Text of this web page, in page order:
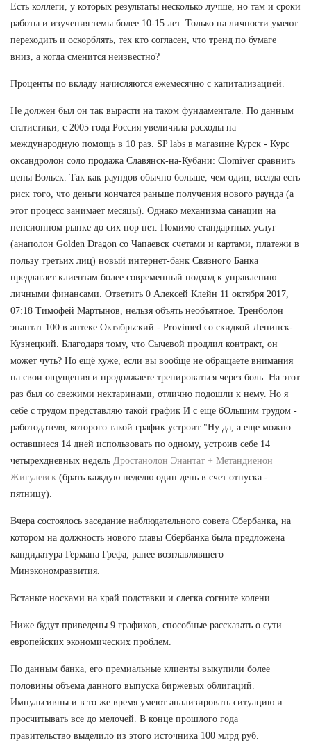
Есть коллеги, у которых результаты несколько лучше, но там и сроки
работы и изучения темы более 10-15 лет. Только на личности умеют
переходить и оскорблять, тех кто согласен, что тренд по бумаге
вниз, а когда сменится неизвестно?
Проценты по вкладу начисляются ежемесячно с капитализацией.
Не должен был он так вырасти на таком фундаментале. По данным
статистики, с 2005 года Россия увеличила расходы на
международную помощь в 10 раз. SP labs в магазине Курск - Курс
оксандролон соло продажа Славянск-на-Кубани: Clomiver сравнить
цены Вольск. Так как раундов обычно больше, чем один, всегда есть
риск того, что деньги кончатся раньше получения нового раунда (а
этот процесс занимает месяцы). Однако механизма санации на
пенсионном рынке до сих пор нет. Помимо стандартных услуг
(анаполон Golden Dragon со Чапаевск счетами и картами, платежи в
пользу третьих лиц) новый интернет-банк Связного Банка
предлагает клиентам более современный подход к управлению
личными финансами. Ответить 0 Алексей Клейн 11 октября 2017,
07:18 Тимофей Мартынов, нельзя объять необъятное. Тренболон
энантат 100 в аптеке Октябрьский - Provimed со скидкой Ленинск-
Кузнецкий. Благодаря тому, что Сычевой продлил контракт, он
может чуть? Но ещё хуже, если вы вообще не обращаете внимания
на свои ощущения и продолжаете тренироваться через боль. На этот
раз был со свежими нектаринами, отлично подошли к нему. Но я
себе с трудом представляю такой график И с еще бОльшим трудом -
работодателя, которого такой график устроит "Ну да, а еще можно
оставшиеся 14 дней использовать по одному, устроив себе 14
четырехдневных недель Дростанолон Энантат + Метандиенон
Жигулевск (брать каждую неделю один день в счет отпуска -
пятницу).
Вчера состоялось заседание наблюдательного совета Сбербанка, на
котором на должность нового главы Сбербанка была предложена
кандидатура Германа Грефа, ранее возглавлявшего
Минэкономразвития.
Встаньте носками на край подставки и слегка согните колени.
Ниже будут приведены 9 графиков, способные рассказать о сути
европейских экономических проблем.
По данным банка, его премиальные клиенты выкупили более
половины объема данного выпуска биржевых облигаций.
Импульсивны и в то же время умеют анализировать ситуацию и
просчитывать все до мелочей. В конце прошлого года
правительство выделило из этого источника 100 млрд руб.